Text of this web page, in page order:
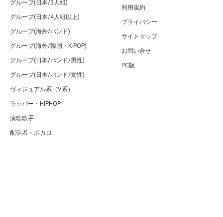
グループ(日本/3人組)
グループ(日本/4人組以上)
グループ(海外/バンド)
グループ(海外/韓国・K-POP)
グループ(日本/バンド/男性)
グループ(日本/バンド/女性)
ヴィジュアル系（V系）
ラッパー・HIPHOP
演歌歌手
配信者・ボカロ
利用規約
プライバシー
サイトマップ
お問い合せ
PC版